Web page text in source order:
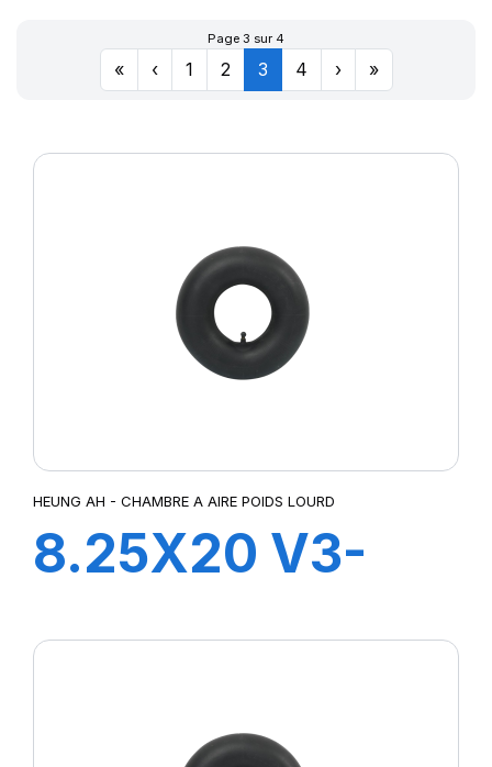
Page 3 sur 4
« ‹ 1 2 3 4 › »
HEUNG AH - CHAMBRE A AIRE POIDS LOURD
8.25X20 V3-